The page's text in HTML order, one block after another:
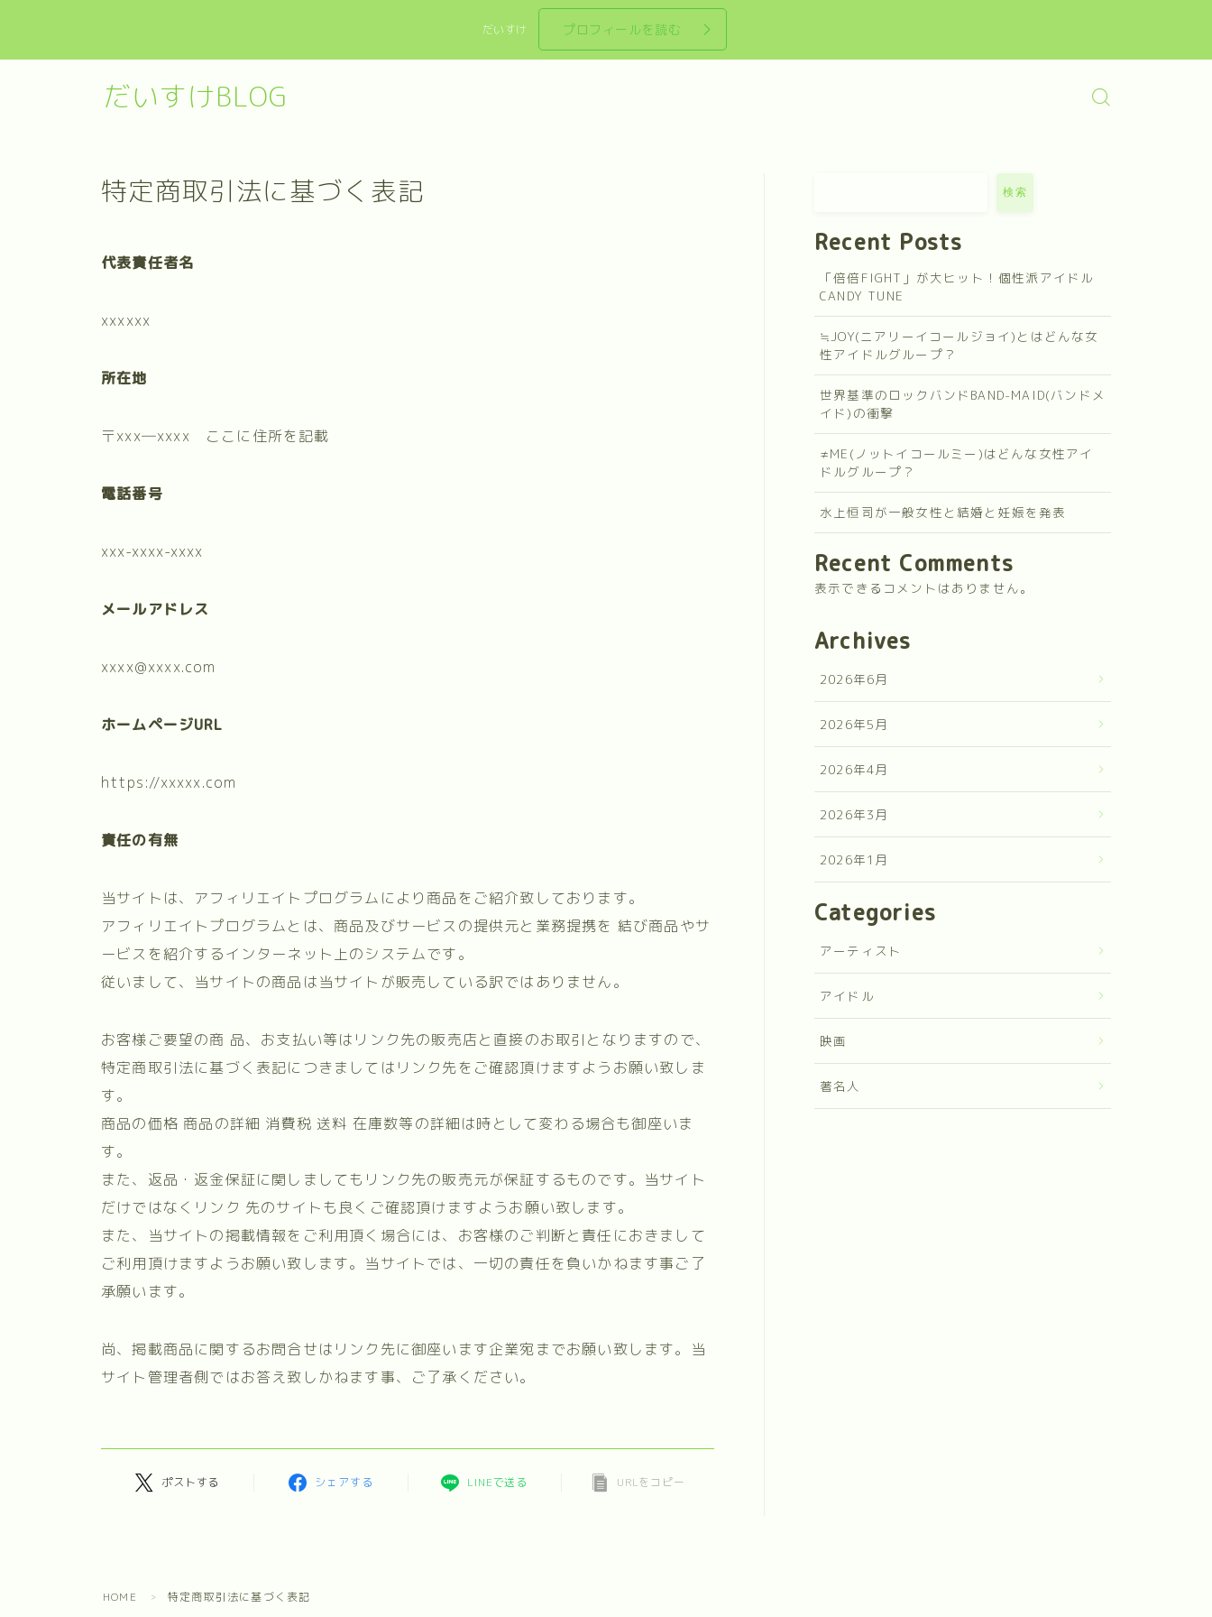
だいすけ プロフィールを読む
だいすけBLOG
特定商取引法に基づく表記
代表責任者名
xxxxxx
所在地
〒xxx―xxxx ここに住所を記載
電話番号
xxx-xxxx-xxxx
メールアドレス
xxxx@xxxx.com
ホームページURL
https://xxxxx.com
責任の有無
当サイトは、アフィリエイトプログラムにより商品をご紹介致しております。
アフィリエイトプログラムとは、商品及びサービスの提供元と業務提携を 結び商品やサ
ービスを紹介するインターネット上のシステムです。
従いまして、当サイトの商品は当サイトが販売している訳ではありません。
お客様ご要望の商 品、お支払い等はリンク先の販売店と直接のお取引となりますので、
特定商取引法に基づく表記につきましてはリンク先をご確認頂けますようお願い致しま
す。
商品の価格 商品の詳細 消費税 送料 在庫数等の詳細は時として変わる場合も御座いま
す。
また、返品・返金保証に関しましてもリンク先の販売元が保証するものです。当サイト
だけではなくリンク 先のサイトも良くご確認頂けますようお願い致します。
また、当サイトの掲載情報をご利用頂く場合には、お客様のご判断と責任におきまして
ご利用頂けますようお願い致します。当サイトでは、一切の責任を負いかねます事ご了
承願います。
尚、掲載商品に関するお問合せはリンク先に御座います企業宛までお願い致します。当
サイト管理者側ではお答え致しかねます事、ご了承ください。
ポストする シェアする LINEで送る URLをコピー
検索
Recent Posts
「倍倍FIGHT」が大ヒット！個性派アイドル
CANDY TUNE
≒JOY(ニアリーイコールジョイ)とはどんな女
性アイドルグループ？
世界基準のロックバンドBAND-MAID(バンドメ
イド)の衝撃
≠ME(ノットイコールミー)はどんな女性アイ
ドルグループ？
水上恒司が一般女性と結婚と妊娠を発表
Recent Comments
表示できるコメントはありません。
Archives
2026年6月
2026年5月
2026年4月
2026年3月
2026年1月
Categories
アーティスト
アイドル
映画
著名人
HOME ＞ 特定商取引法に基づく表記